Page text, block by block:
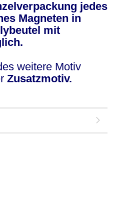
jedes
Magneten in
mit
weitere Motiv
Zusatzmotiv.